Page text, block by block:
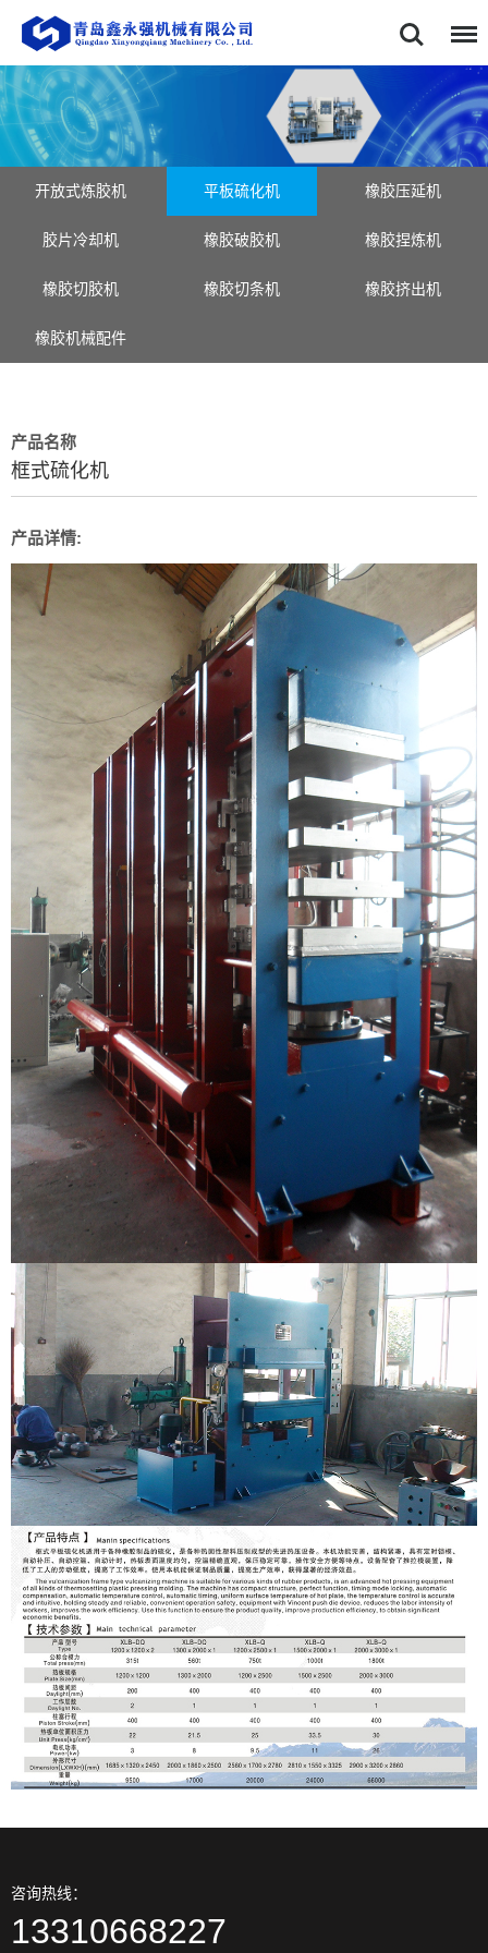
开放式炼胶机 平板硫化机 橡胶压延机
胶片冷却机 橡胶破胶机 橡胶捏炼机
橡胶切胶机 橡胶切条机 橡胶挤出机
橡胶机械配件
产品名称
框式硫化机
产品详情:
咨询热线：
13310668227
首页
关于我们
企业风采
产品中心
新闻资讯
服务中心